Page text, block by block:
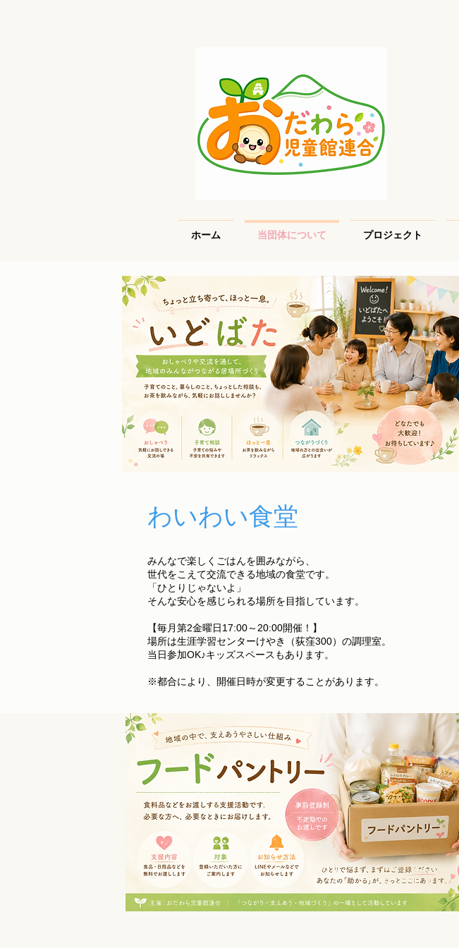
ホーム 当団体について プロジェクト
​わいわい食堂
みんなで楽しくごはんを囲みながら、
世代をこえて交流できる地域の食堂です。
「ひとりじゃないよ」
そんな安心を感じられる場所を目指しています。
【毎月第2金曜日17:00～20:00開催！】
場所は生涯学習センターけやき（荻窪300）の調理室。
当日参加OK♪キッズスペースもあります。
※都合により、開催日時が変更することがあります。